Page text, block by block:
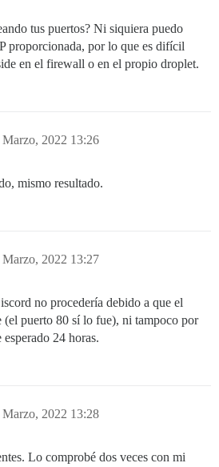
tus puertos? Ni siquiera puedo
proporcionada, por lo que es difícil
en el firewall o en el propio droplet.
Marzo, 2022 13:26
mismo resultado.
Marzo, 2022 13:27
no procedería debido a que el
(el puerto 80 sí lo fue), ni tampoco por
24 horas.
Marzo, 2022 13:28
Lo comprobé dos veces con mi